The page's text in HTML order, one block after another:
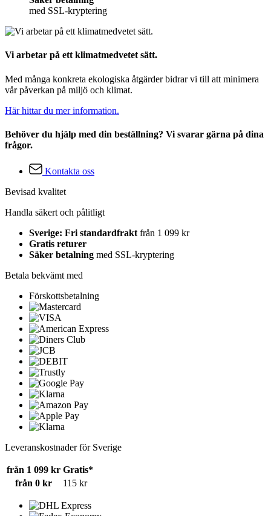
med SSL-kryptering
Vi arbetar på ett klimatmedvetet sätt.
Med många konkreta ekologiska åtgärder bidrar vi till att minimera
vår påverkan på miljö och klimat.
Här hittar du mer information.
Behöver du hjälp med din beställning? Vi svarar gärna på dina
frågor.
Kontakta oss
Bevisad kvalitet
Handla säkert och pålitligt
Sverige: Fri standardfrakt från 1 099 kr
Gratis returer
Säker betalning med SSL-kryptering
Betala bekvämt med
Förskottsbetalning
Leveranskostnader för Sverige
från 1 099 kr Gratis*
från 0 kr
115 kr